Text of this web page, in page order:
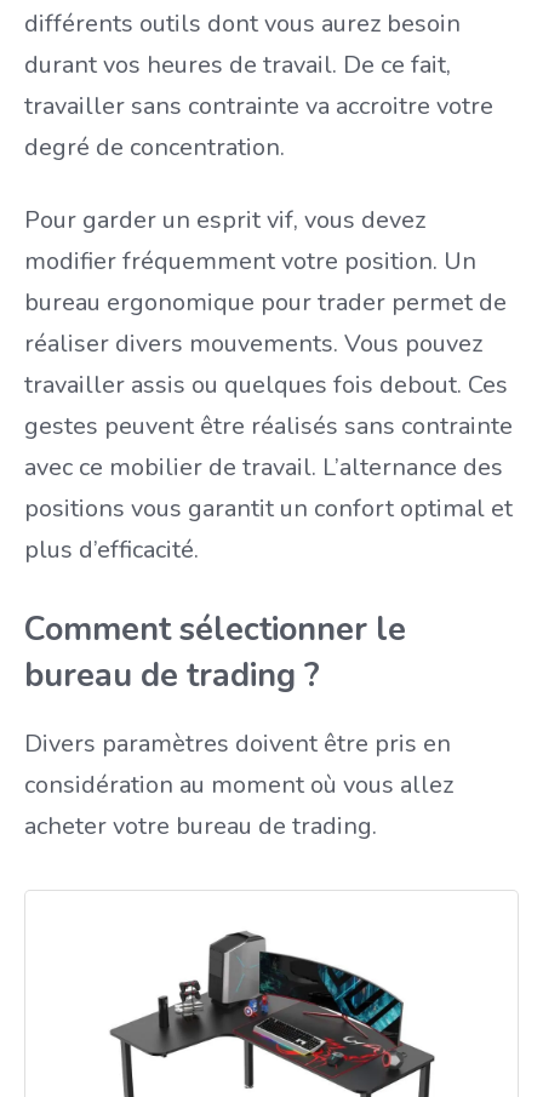
différents outils dont vous aurez besoin
durant vos heures de travail. De ce fait,
travailler sans contrainte va accroitre votre
degré de concentration.
Pour garder un esprit vif, vous devez
modifier fréquemment votre position. Un
bureau ergonomique pour trader permet de
réaliser divers mouvements. Vous pouvez
travailler assis ou quelques fois debout. Ces
gestes peuvent être réalisés sans contrainte
avec ce mobilier de travail. L’alternance des
positions vous garantit un confort optimal et
plus d’efficacité.
Comment sélectionner le
bureau de trading ?
Divers paramètres doivent être pris en
considération au moment où vous allez
acheter votre bureau de trading.